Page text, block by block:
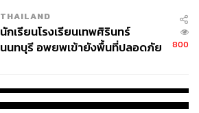
จ่ายหนี้-แอบระบุแบรนด์
THAILAND
นักเรียนโรงเรียนเทพศิรินทร์
นนทบุรี อพยพเข้ายังพื้นที่ปลอดภัย
800